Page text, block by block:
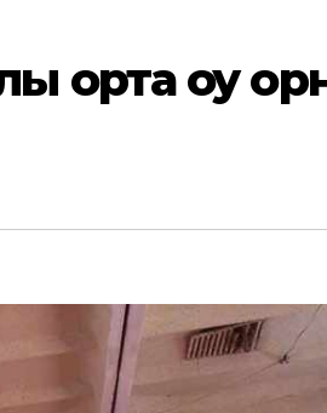
орта оқу